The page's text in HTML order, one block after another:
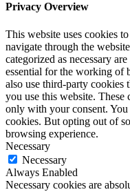
Privacy Overview
This website uses cookies
navigate through the
categorized as necessary
essential for the working of
also use third-party cookies
you use this website.
only with your consent.
cookies. But opting out of
browsing experience.
Necessary
Necessary
Always Enabled
Necessary cookies are